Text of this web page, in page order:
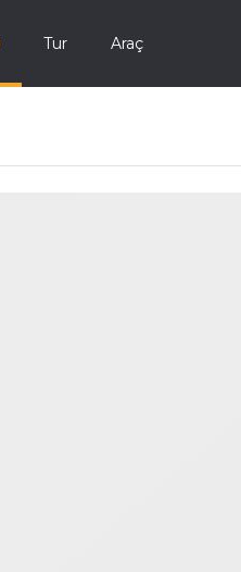
Tur Araç